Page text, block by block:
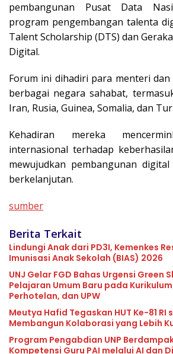
pembangunan Pusat Data
program pengembangan talenta
Talent Scholarship (DTS) dan
Digital.
Forum ini dihadiri para menteri
berbagai negara sahabat,
Iran, Rusia, Guinea, Somalia, dan
Kehadiran mereka
internasional terhadap
mewujudkan pembangunan
berkelanjutan.
sumber
Berita Terkait
Lindungi Anak dari PD3I, Kemenkes
Imunisasi Anak Sekolah (BIAS) 2026
UNJ Gelar FGD Bahas Urgensi Green
Pelajaran Umum Baru pada
Perhotelan, dan UPW
Meutya Hafid Tegaskan HUT Ke-81
Membangun Kolaborasi yang Lebih
Program Pengabdian UNP
Kompetensi Guru PAI melalui AI dan